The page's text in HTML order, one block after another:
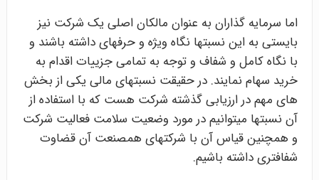
اما سرمایه گذاران به عنوان مالکان اصلی یک شرکت نیز
بایستی به این نسبت­ها نگاه ویژه و حرفه­ای داشته باشند و
با نگاه کامل و شفاف و توجه به تمامی جزییات اقدام به
خرید سهام نمایند. در حقیقت نسبت­های مالی یکی از بخش
های مهم در ارزیابی گذشته شرکت هست که با استفاده از
آن نسبت­ها می­توانیم در مورد وضعیت سلامت فعالیت شرکت
و هم­چنین قیاس آن با شرکت­های هم­صنعت آن قضاوت
شفاف­تری داشته باشیم.